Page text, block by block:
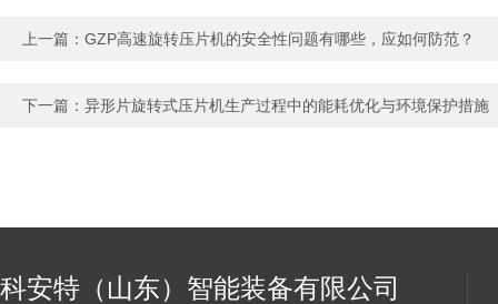
上一篇： GZP高速旋转压片机的安全性问题有哪些，应如何防范？
下一篇： 异形片旋转式压片机生产过程中的能耗优化与环境保护措施
科安特（山东）智能装备有限公司